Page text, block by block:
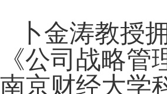
卜金涛教授
《公司战略
南京财经大学